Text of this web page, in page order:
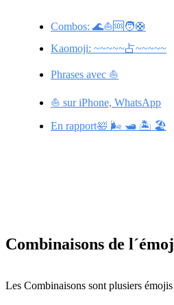
Combos: 🌊⛵🆘🧑🛟
Kaomoji: ~~~~~占~~~~~
Phrases avec ⛵
⛵ sur iPhone, WhatsApp
En rapport🛀 🌬️ 🛥️ 🏝️ 🏖️
Combinaisons de
Les Combinaisons sont plusiers